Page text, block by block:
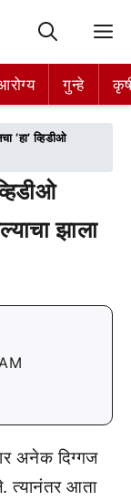
गुन्हे
गुन्हे
‘हा’ व्हिडीओ
झाला
अनेक दिग्गज
त्यानंतर आता